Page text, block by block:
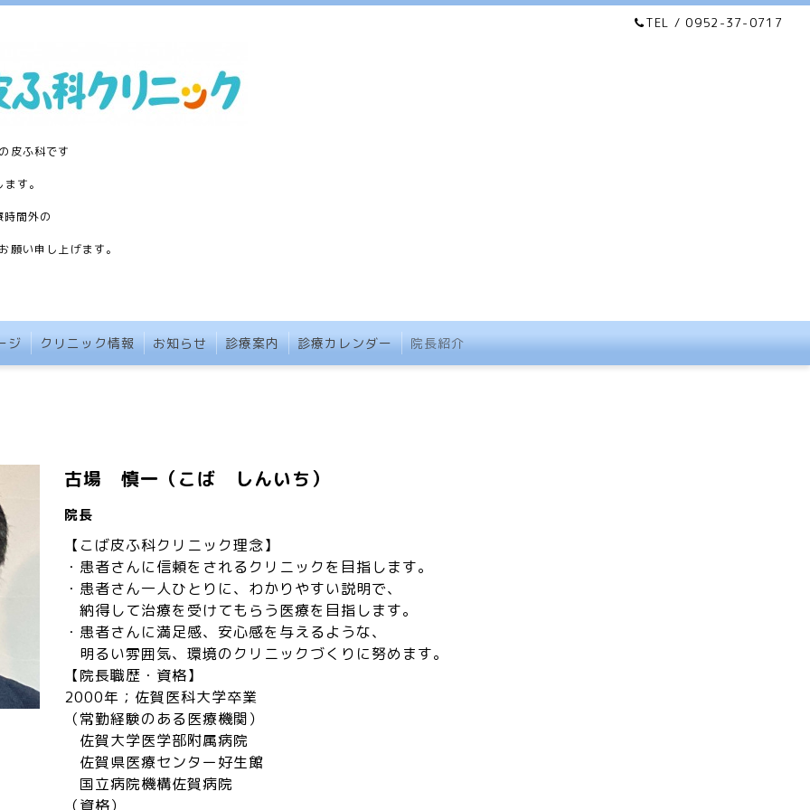
TEL / 0952-37-0717
皮ふ科です
す。
間外の
い申し上げます。
ジ クリニック情報 お知らせ 診療案内 診療カレンダー 院長紹介
古場 慎一（こば しんいち）
院長
【こば皮ふ科クリニック理念】
・患者さんに信頼をされるクリニックを目指します。
・患者さん一人ひとりに、わかりやすい説明で、
納得して治療を受けてもらう医療を目指します。
・患者さんに満足感、安心感を与えるような、
明るい雰囲気、環境のクリニックづくりに努めます。
【院長職歴・資格】
2000年；佐賀医科大学卒業
（常勤経験のある医療機関）
佐賀大学医学部附属病院
佐賀県医療センター好生館
国立病院機構佐賀病院
（資格）